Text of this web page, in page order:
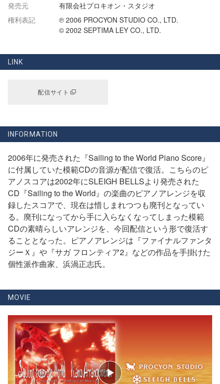
発売元
有限会社プロキオン・スタジオ
権利表記
℗ 2006 PROCYON STUDIO CO., LTD.
© 2002 SEPTIMA LEY CO., LTD.
LINK
配信サイト
INFORMATION
2006年に発売された『Sailing to the World Piano Score』
に付属していた模範CDの音源が配信で復活。こちらのピ
アノスコアは2002年にSLEIGH BELLSより発売された
CD『Sailing to the World』の楽曲のピアノアレンジを収
録したスコアで、現在は惜しまれつつも廃刊となってい
る。廃刊になってから手に入らなくなってしまった模範
CDの素晴らしいアレンジを、今回配信という形で復活す
ることとなった。ピアノアレンジは『ファイナルファンタ
ジーＸ』や『サガ フロンティア2』などの作品を手掛けた
個性派作曲家、浜渦正志氏。
MOVIE